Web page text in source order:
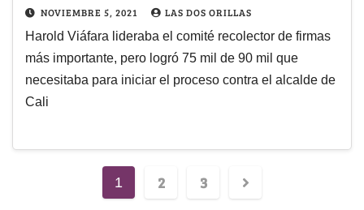
NOVIEMBRE 5, 2021 LAS DOS ORILLAS
Harold Viáfara lideraba el comité recolector de firmas
más importante, pero logró 75 mil de 90 mil que
necesitaba para iniciar el proceso contra el alcalde de
Cali
1 2 3